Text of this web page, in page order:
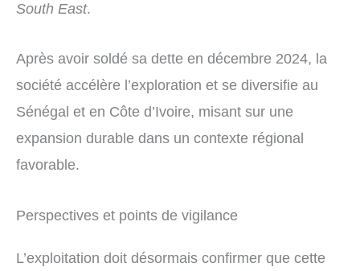
South East.
Après avoir soldé sa dette en décembre 2024, la
société accélère l’exploration et se diversifie au
Sénégal et en Côte d’Ivoire, misant sur une
expansion durable dans un contexte régional
favorable.
Perspectives et points de vigilance
L’exploitation doit désormais confirmer que cette